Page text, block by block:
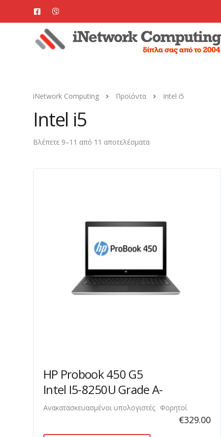
iNetwork Computing Προϊόντα Intel i5
Intel i5
Βλέπετε 9–11 από 11 αποτελέσματα
HP Probook 450 G5
Intel I5-8250U Grade A-
Ανακατασκευασμένοι υπολογιστές Φορητοί
€329.00